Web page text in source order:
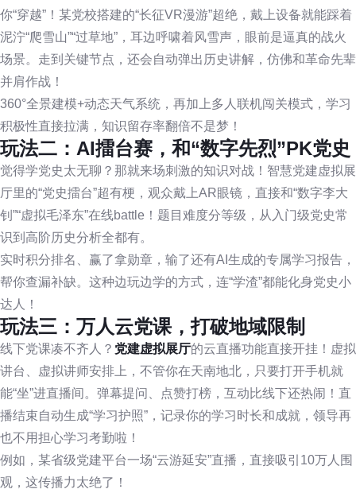
你“穿越”！某党校搭建的“长征VR漫游”超绝，戴上设备就能踩着
泥泞“爬雪山”“过草地”，耳边呼啸着风雪声，眼前是逼真的战火
场景。走到关键节点，还会自动弹出历史讲解，仿佛和革命先辈
并肩作战！
360°全景建模+动态天气系统，再加上多人联机闯关模式，学习
积极性直接拉满，知识留存率翻倍不是梦！
玩法二：AI擂台赛，和“数字先烈”PK党史
觉得学党史太无聊？那就来场刺激的知识对战！智慧党建虚拟展
厅里的“党史擂台”超有梗，观众戴上AR眼镜，直接和“数字李大
钊”“虚拟毛泽东”在线battle！题目难度分等级，从入门级党史常
识到高阶历史分析全都有。
实时积分排名、赢了拿勋章，输了还有AI生成的专属学习报告，
帮你查漏补缺。这种边玩边学的方式，连“学渣”都能化身党史小
达人！
玩法三：万人云党课，打破地域限制
线下党课凑不齐人？ 党建虚拟展厅的云直播功能直接开挂！虚拟
讲台、虚拟讲师安排上，不管你在天南地北，只要打开手机就
能“坐”进直播间。弹幕提问、点赞打榜，互动比线下还热闹！直
播结束自动生成“学习护照”，记录你的学习时长和成就，领导再
也不用担心学习考勤啦！
例如，某省级党建平台一场“云游延安”直播，直接吸引10万人围
观，这传播力太绝了！